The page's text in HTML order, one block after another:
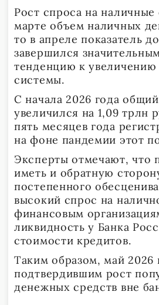
Рост спроса на
марте объем наличных
то в апреле показатель
завершился
тенденцию к
системы.
С начала 2026 года
увеличился на 1,09 трлн
пять месяцев года
на фоне пандемии этот
Эксперты отмечают,
иметь и обратную
постепенного
высокий спрос на
финансовым
ликвидность у Банка
стоимости кредитов.
Таким образом, май 2026
подтвердившим рост
денежных средств вне